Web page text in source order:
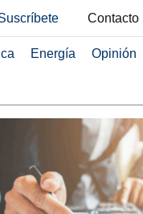
Contacto
Energía Opinión